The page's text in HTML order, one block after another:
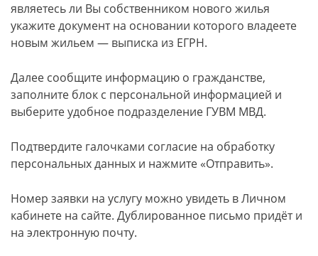
являетесь ли Вы собственником нового жилья
укажите документ на основании которого владеете
новым жильем — выписка из ЕГРН.
Далее сообщите информацию о гражданстве,
заполните блок с персональной информацией и
выберите удобное подразделение ГУВМ МВД.
Подтвердите галочками согласие на обработку
персональных данных и нажмите «Отправить».
Номер заявки на услугу можно увидеть в Личном
кабинете на сайте. Дублированное письмо придёт и
на электронную почту.